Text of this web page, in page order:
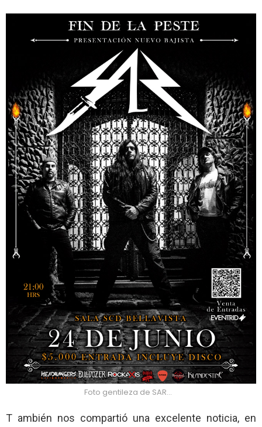
Foto gentileza de SAR…
T ambién nos compartió una excelente noticia, en